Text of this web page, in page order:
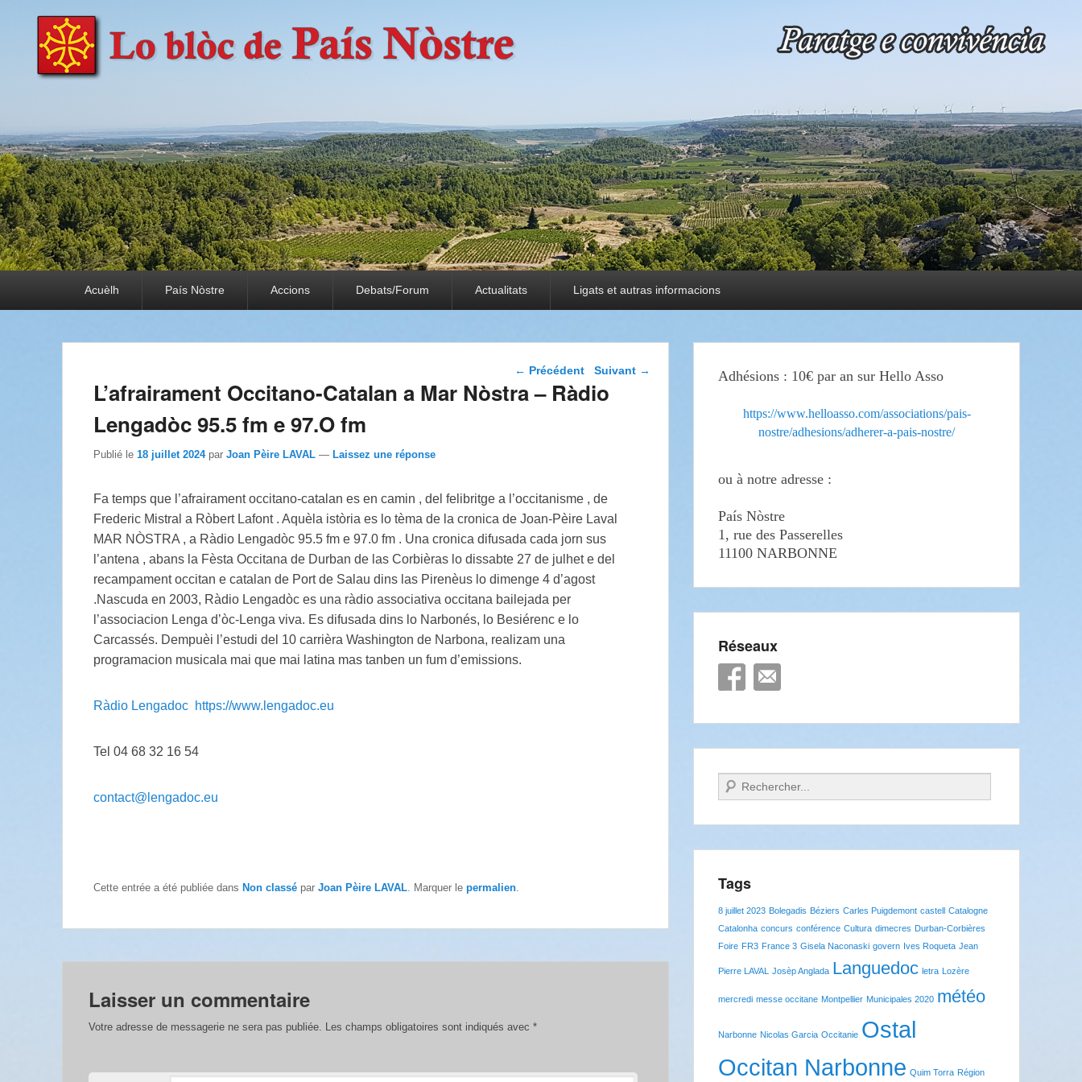
País Nòstre
Paratge e Convivència
Acuèlh País Nòstre Accions Debats/Forum Actualitats Ligats et autras informacions
Navigation dans les
← Précédent Suivant →
L’afrairament Occitano-Catalan a Mar Nòstra – Ràdio
Lengadòc 95.5 fm e 97.O fm
Publié le 18 juillet 2024 par Joan Pèire LAVAL — Laissez une réponse
Fa temps que l’afrairament occitano-catalan es en camin , del felibritge a l’occitanisme , de
Frederic Mistral a Ròbert Lafont . Aquèla istòria es lo tèma de la cronica de Joan-Pèire Laval
MAR NÒSTRA , a Ràdio Lengadòc 95.5 fm e 97.0 fm . Una cronica difusada cada jorn sus
l’antena , abans la Fèsta Occitana de Durban de las Corbièras lo dissabte 27 de julhet e del
recampament occitan e catalan de Port de Salau dins las Pirenèus lo dimenge 4 d’agost
.Nascuda en 2003, Ràdio Lengadòc es una ràdio associativa occitana bailejada per
l’associacion Lenga d’òc-Lenga viva. Es difusada dins lo Narbonés, lo Besiérenc e lo
Carcassés. Dempuèi l’estudi del 10 carrièra Washington de Narbona, realizam una
programacion musicala mai que mai latina mas tanben un fum d’emissions.
Ràdio Lengadoc https://www.lengadoc.eu
Tel 04 68 32 16 54
contact@lengadoc.eu
Cette entrée a été publiée dans Non classé par Joan Pèire LAVAL . Marquer le permalien
Laisser un commentaire
Votre adresse de messagerie ne sera pas publiée. Les champs obligatoires sont indiqués avec *
Adhésions : 10€ par an sur Hello Asso
https://www.helloasso.com/associations/pais-
nostre/adhesions/adherer-a-pais-nostre/
ou à notre adresse :
País Nòstre
1, rue des Passerelles
11100 NARBONNE
Réseaux
Recherche
Tags
8 juillet 2023 Bolegadis Béziers Carles Puigdemont castell Catalogne
Catalonha concurs conférence Cultura dimecres Durban-Corbières
Foire FR3 France 3 Gisela Naconaski govern Ives Roqueta Jean
Pierre LAVAL Josèp Anglada Languedoc letra Lozère
mercredi messe occitane Montpellier Municipales 2020 météo
Narbonne Nicolas Garcia Occitanie Ostal
Occitan Narbonne Quim Torra Région